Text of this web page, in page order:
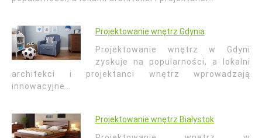
Projektowanie wnętrz Gdynia
Projektowanie wnętrz w Gdyni
zyskuje na popularności, a lokalni
architekci i projektanci wnętrz wprowadzają
innowacyjne…
Projektowanie wnętrz Białystok